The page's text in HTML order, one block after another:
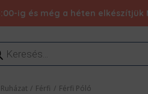
ig és még a héten elkészítjük
Ruházat / Férfi / Férfi Póló